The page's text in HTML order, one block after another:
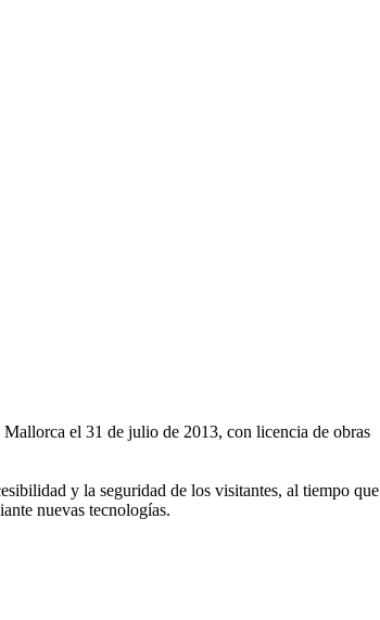
el 31 de julio de 2013, con licencia de obras
y la seguridad de los visitantes, al tiempo que
nuevas tecnologías.